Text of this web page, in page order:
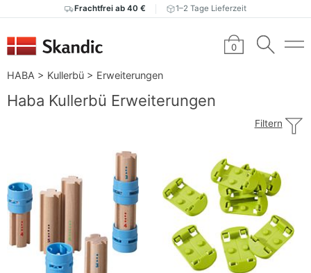
Frachtfrei ab 40 € 1–2 Tage Lieferzeit
0
HABA > Kullerbü > Erweiterungen
Haba Kullerbü Erweiterungen
Filtern